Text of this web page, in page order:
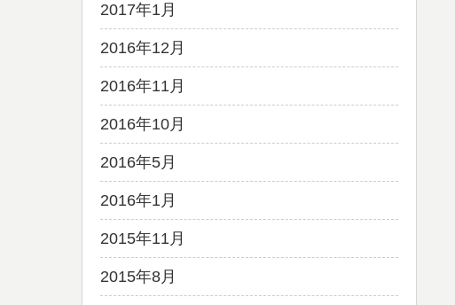
2017年1月
2016年12月
2016年11月
2016年10月
2016年5月
2016年1月
2015年11月
2015年8月